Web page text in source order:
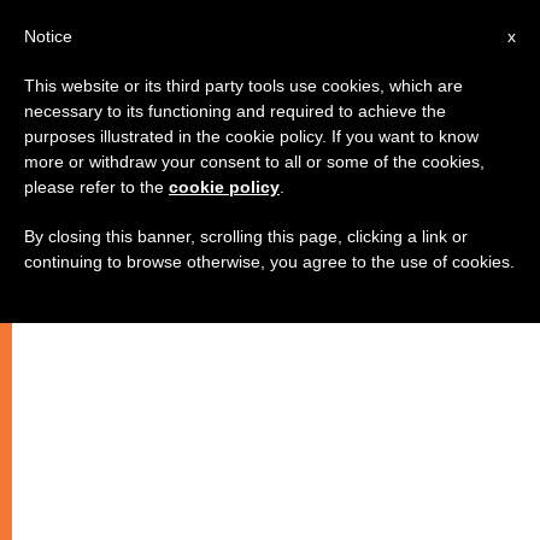
سينودس الشرق الأوسط
كلمة الله … عنوان كهنوتنا
x
Notice
This website or its third party tools use cookies, which are
necessary to its functioning and required to achieve the
purposes illustrated in the cookie policy. If you want to know
more or withdraw your consent to all or some of the cookies,
please refer to the cookie policy
By closing this banner, scrolling this page, clicking a link or
continuing to browse otherwise, you agree to the use of cookies.